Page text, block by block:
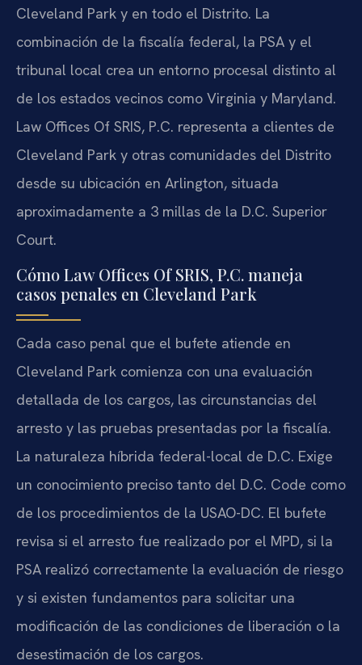
Cleveland Park y en todo el Distrito. La
combinación de la fiscalía federal, la PSA y el
tribunal local crea un entorno procesal distinto al
de los estados vecinos como Virginia y Maryland.
Law Offices Of SRIS, P.C. representa a clientes de
Cleveland Park y otras comunidades del Distrito
desde su ubicación en Arlington, situada
aproximadamente a 3 millas de la D.C. Superior
Court.
Cómo Law Offices Of SRIS, P.C. maneja
casos penales en Cleveland Park
Cada caso penal que el bufete atiende en
Cleveland Park comienza con una evaluación
detallada de los cargos, las circunstancias del
arresto y las pruebas presentadas por la fiscalía.
La naturaleza híbrida federal-local de D.C. Exige
un conocimiento preciso tanto del D.C. Code como
de los procedimientos de la USAO-DC. El bufete
revisa si el arresto fue realizado por el MPD, si la
PSA realizó correctamente la evaluación de riesgo
y si existen fundamentos para solicitar una
modificación de las condiciones de liberación o la
desestimación de los cargos.